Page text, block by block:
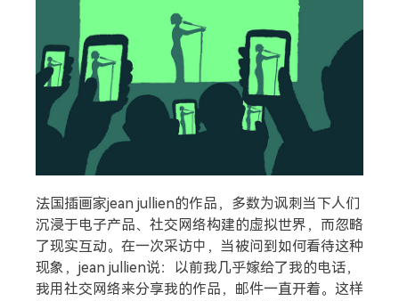
法国插画家jean jullien的作品，多数为讽刺当下人们
沉浸于电子产品、社交网络构建的虚拟世界，而忽略
了现实互动。在一次采访中，当被问到如何看待这种
现象，jean jullien说：以前我几乎嫁给了我的电话，
我用社交网络来分享我的作品，邮件一直开着。这样